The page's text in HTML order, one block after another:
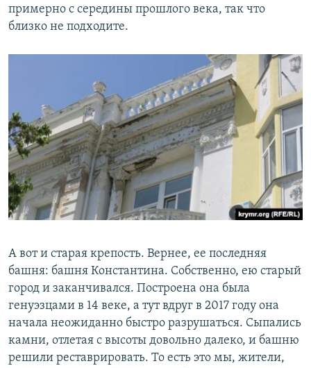
примерно с середины прошлого века, так что
близко не подходите.
А вот и старая крепость. Вернее, ее последняя
башня: башня Константина. Собственно, ею старый
город и заканчивался. Построена она была
генуэзцами в 14 веке, а тут вдруг в 2017 году она
начала неожиданно быстро разрушаться. Сыпались
камни, отлетая с высоты довольно далеко, и башню
решили реставрировать. То есть это мы, жители,